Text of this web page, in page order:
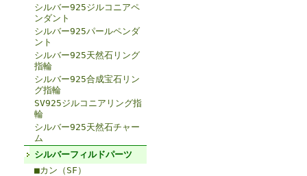
シルバー925ジルコニアペ
ンダント
シルバー925パールペンダ
ント
シルバー925天然石リング
指輪
シルバー925合成宝石リン
グ指輪
SV925ジルコニアリング指
輪
シルバー925天然石チャー
ム
シルバーフィルドパーツ
■カン（SF）